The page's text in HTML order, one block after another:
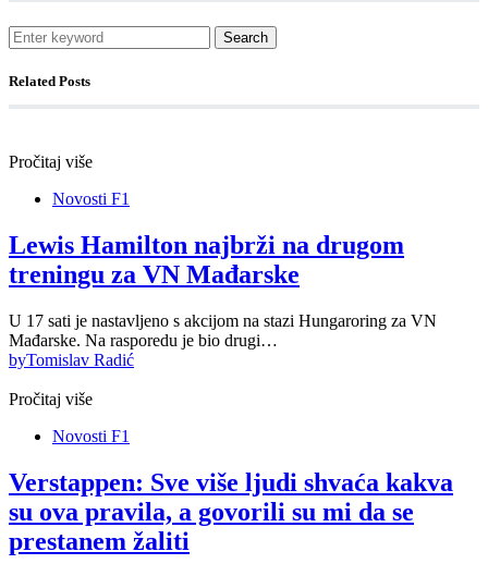
Search
Related Posts
Pročitaj više
Novosti F1
Lewis Hamilton najbrži na drugom
treningu za VN Mađarske
U 17 sati je nastavljeno s akcijom na stazi Hungaroring za VN
Mađarske. Na rasporedu je bio drugi…
byTomislav Radić
Pročitaj više
Novosti F1
Verstappen: Sve više ljudi shvaća kakva
su ova pravila, a govorili su mi da se
prestanem žaliti